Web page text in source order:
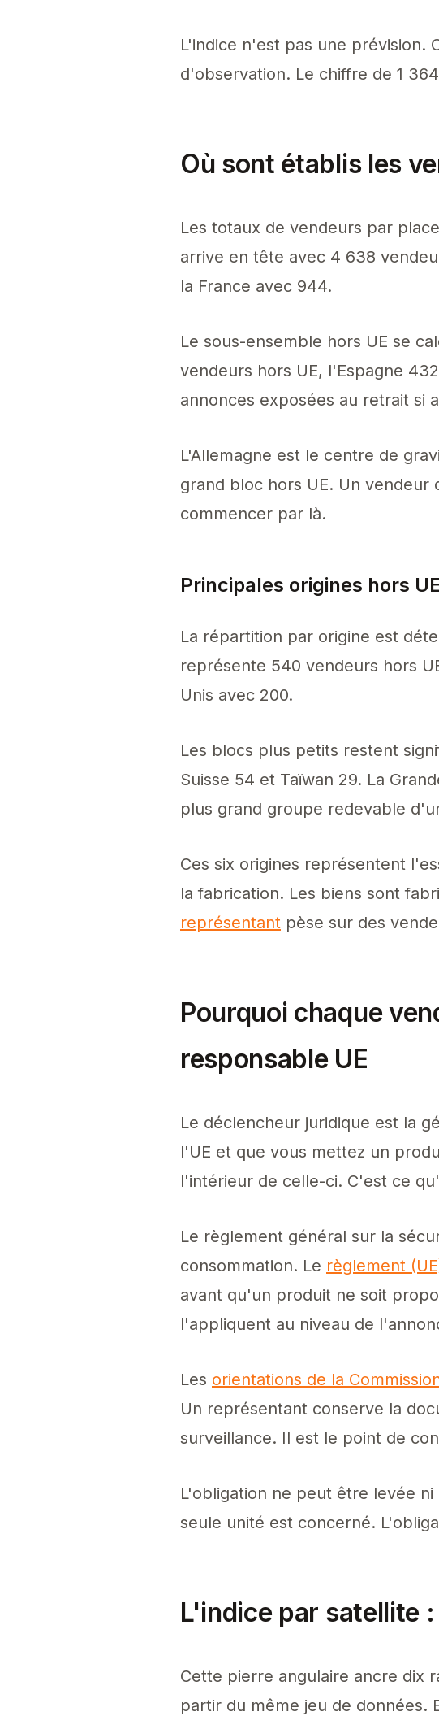
L'indice n'est pas une prévision.
d'observation. Le chiffre de 1
Où sont établis les
Les totaux de vendeurs par
arrive en tête avec 4 638
la France avec 944.
Le sous-ensemble hors UE se
vendeurs hors UE, l'Espagne
annonces exposées au retrait si
L'Allemagne est le centre de
grand bloc hors UE. Un
commencer par là.
Principales origines hors
La répartition par origine est
représente 540 vendeurs hors
Unis avec 200.
Les blocs plus petits restent
Suisse 54 et Taïwan 29. La
plus grand groupe redevable
Ces six origines représentent
la fabrication. Les biens sont
représentant pèse sur des
Pourquoi chaque
responsable UE
Le déclencheur juridique est la
l'UE et que vous mettez un
l'intérieur de celle-ci. C'est ce
Le règlement général sur la
consommation. Le règlement
avant qu'un produit ne soit
l'appliquent au niveau de
Les orientations de la
Un représentant conserve la
surveillance. Il est le point de
L'obligation ne peut être levée
seule unité est concerné.
L'indice par satellite
Cette pierre angulaire ancre dix
partir du même jeu de données.